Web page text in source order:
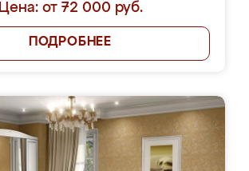
Цена: от 72 000 руб.
ПОДРОБНЕЕ